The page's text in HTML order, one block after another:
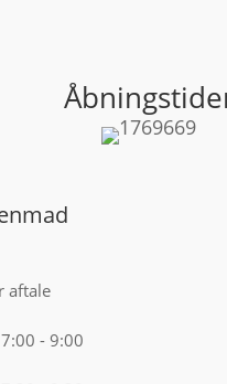
aftale
7:00 - 9:00